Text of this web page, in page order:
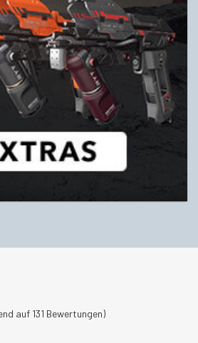
auf 131 Bewertungen)